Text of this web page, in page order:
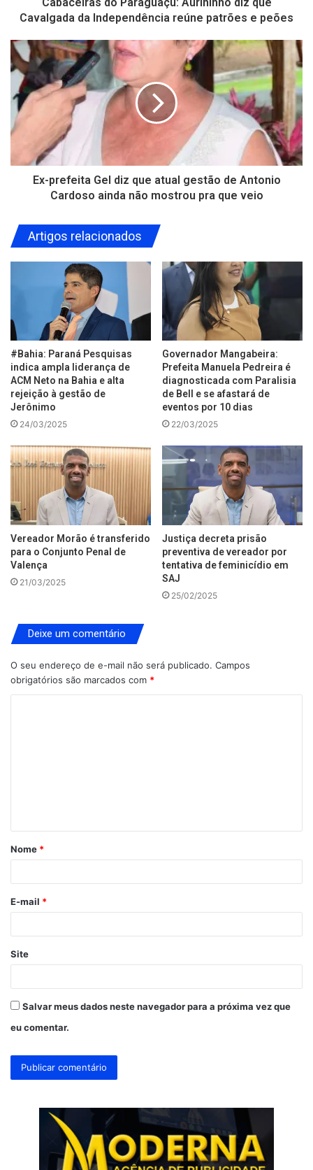
Cavalgada da Independência reúne patrões e peões
Ex-prefeita Gel diz que atual gestão de Antonio
Cardoso ainda não mostrou pra que veio
Artigos relacionados
#Bahia: Paraná Pesquisas
indica ampla liderança de
ACM Neto na Bahia e alta
rejeição à gestão de
Jerônimo
24/03/2025
Governador Mangabeira:
Prefeita Manuela Pedreira é
diagnosticada com Paralisia
de Bell e se afastará de
eventos por 10 dias
22/03/2025
Vereador Morão é transferido
para o Conjunto Penal de
Valença
21/03/2025
Justiça decreta prisão
preventiva de vereador por
tentativa de feminicídio em
SAJ
25/02/2025
Deixe um comentário
O seu endereço de e-mail não será publicado. Campos
obrigatórios são marcados com *
á
r
*
Nome *
E-mail *
Site
Salvar meus dados neste navegador para a próxima vez que
eu comentar.